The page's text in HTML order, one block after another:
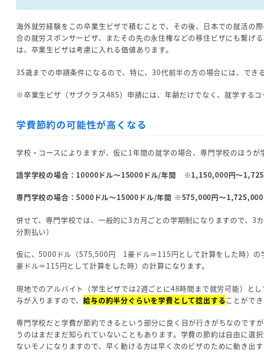
海外就労経験をこの卒業生ビザで積むことで、その後、日本での就活の
合の就労スポンサービザ、またその先の永住権などの移住ビザにも繋げ
は、卒業生ビザは考慮に入れる価値あります。
35歳までの申請条件になるので、特に、30代前半の方の場合には、でき
※卒業生ビザ（サブクラス485）申請には、年齢だけでなく、就学する
学費節約の可能性が高くなる
学校・コースによりますが、仮に1年間の就学の場合、専門学校のほうが
語学学校の場合：10000ドル～15000ドル/年間 ※1,150,000円～
専門学校の場合：5000ドル～15000ドル/年間 ※575,000円～1,725,000
併せて、専門学校では、一般的に3カ月ごとの学期制になりますので、3
分割払い）
仮に、5000ドル（575,500円 1豪ドル＝115円として計算をした時）
豪ドル＝115円として計算をした時）の計算になります。
現地でのアルバイト（学生ビザでは2週ごとに48時間まで就労可能）と
与が入りますので、給与の約半分ぐらいを学費として捻出することができ
専門学校だと学費が節約できるという部分に良く目が行きがちなのです
うのはまだまだ知られていないこともあります。学費の節約は自由に選
ないモノになりますので、早く動ける方は早く次のビザのために動き出